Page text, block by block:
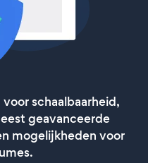
schaalbaarheid,
geavanceerde
mogelijkheden voor